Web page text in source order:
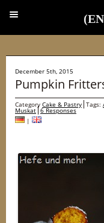
December 5th, 2015
Pumpkin
Category Cake & Pastry Tags:
Muskat 6 Responses
|